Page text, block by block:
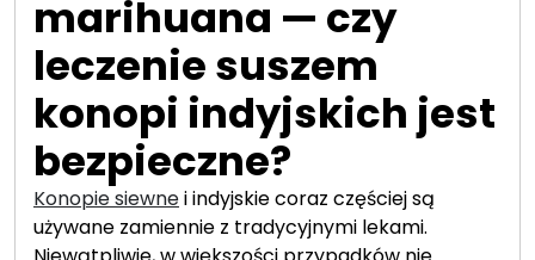
marihuana — czy
leczenie suszem
konopi indyjskich jest
bezpieczne?
Konopie siewnei indyjskie coraz częściej są
używane zamiennie z tradycyjnymi lekami.